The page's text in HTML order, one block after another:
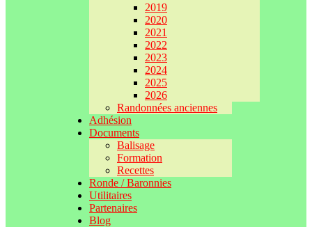
2019
2020
2021
2022
2023
2024
2025
2026
Randonnées anciennes
Adhésion
Documents
Balisage
Formation
Recettes
Ronde / Baronnies
Utilitaires
Partenaires
Blog